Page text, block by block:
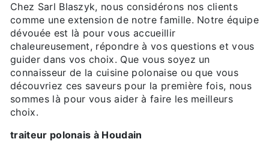
Chez Sarl Blaszyk, nous considérons nos clients
comme une extension de notre famille. Notre équipe
dévouée est là pour vous accueillir
chaleureusement, répondre à vos questions et vous
guider dans vos choix. Que vous soyez un
connaisseur de la cuisine polonaise ou que vous
découvriez ces saveurs pour la première fois, nous
sommes là pour vous aider à faire les meilleurs
choix.
traiteur polonais à Houdain